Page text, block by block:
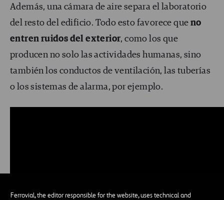
Ferrovial, the editor responsible for the website, uses technical and
Además, una cámara de aire separa el laboratorio
del resto del edificio. Todo esto favorece que no
entren ruidos del exterior, como los que
producen no solo las actividades humanas, sino
también los conductos de ventilación, las tuberías
o los sistemas de alarma, por ejemplo.